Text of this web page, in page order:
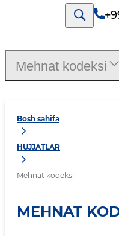
Bosh sahifa
HUJJATLAR
Mehnat kodeksi
MEHNAT
Mehnat kodeksi